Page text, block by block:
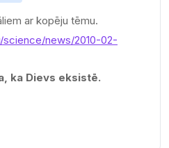
ar kopēju tēmu.
news/2010-02-
ka Dievs eksistē.